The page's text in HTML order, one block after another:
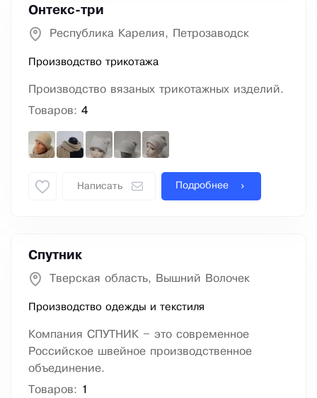
Онтекс-три
Республика Карелия, Петрозаводск
Производство трикотажа
Производство вязаных трикотажных изделий.
Товаров: 4
Написать Подробнее
Спутник
Тверская область, Вышний Волочек
Производство одежды и текстиля
Компания СПУТНИК – это современное
Российское швейное производственное
объединение.
Товаров: 1